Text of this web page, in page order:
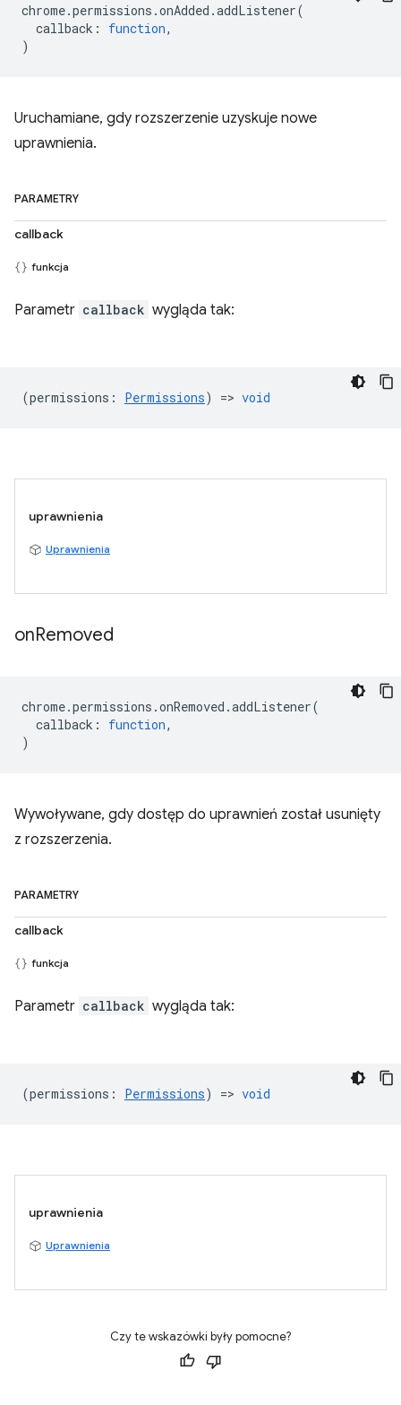
chrome.permissions .onAdded .addListener(
callback : function,
)
Uruchamiane, gdy rozszerzenie uzyskuje nowe
uprawnienia.
PARAMETRY
callback
funkcja
Parametr callback wygląda tak:
(permissions : Permissions) => void
uprawnienia
Uprawnienia
onRemoved
chrome.permissions .onRemoved .addListener(
callback : function,
)
Wywoływane, gdy dostęp do uprawnień został usunięty
z rozszerzenia.
PARAMETRY
callback
funkcja
Parametr callback wygląda tak:
(permissions : Permissions) => void
uprawnienia
Uprawnienia
Czy te wskazówki były pomocne?